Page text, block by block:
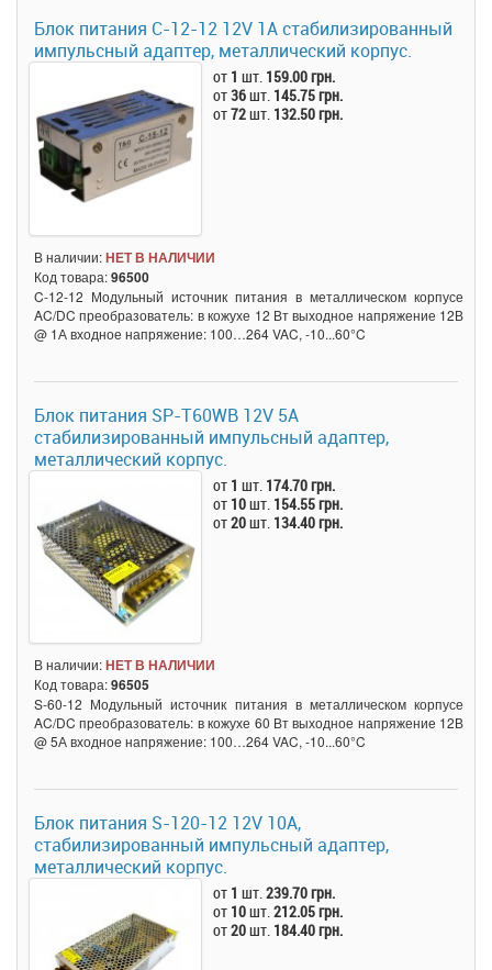
Блок питания C-12-12 12V 1A стабилизированный
импульсный адаптер, металлический корпус.
от 1 шт. 159.00 грн.
от36шт. 145.75 грн.
от72шт. 132.50 грн.
В наличии:НЕТ В НАЛИЧИИ
Код товара:96500
C-12-12 Модульный источник питания в металлическом корпусе
AC/DC преобразователь: в кожухе 12 Вт выходное напряжение 12В
@ 1А входное напряжение: 100…264 VAC, -10...60°C
Блок питания SP-T60WB 12V 5A
стабилизированный импульсный адаптер,
металлический корпус.
от 1 шт. 174.70 грн.
от 10шт. 154.55 грн.
от20шт. 134.40 грн.
В наличии:НЕТ В НАЛИЧИИ
Код товара:96505
S-60-12 Модульный источник питания в металлическом корпусе
AC/DC преобразователь: в кожухе 60 Вт выходное напряжение 12В
@ 5А входное напряжение: 100…264 VAC, -10...60°C
Блок питания S-120-12 12V 10A,
стабилизированный импульсный адаптер,
металлический корпус.
от 1 шт.239.70 грн.
от 10шт.212.05 грн.
от20шт. 184.40 грн.